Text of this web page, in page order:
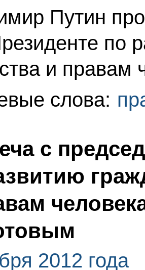
Путин
по
и правам
слова:
с
2012 года